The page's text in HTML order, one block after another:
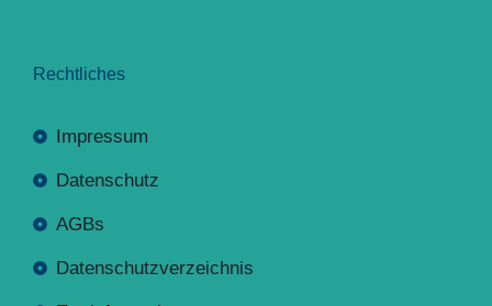
Rechtliches
Impressum
Datenschutz
AGBs
Datenschutzverzeichnis